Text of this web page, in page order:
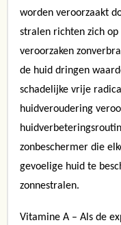
worden veroorzaakt
stralen richten zich op
veroorzaken
de huid dringen
schadelijke vrije
huidveroudering
zonbeschermer die
gevoelige huid te
zonnestralen.
Vitamine A – Als de